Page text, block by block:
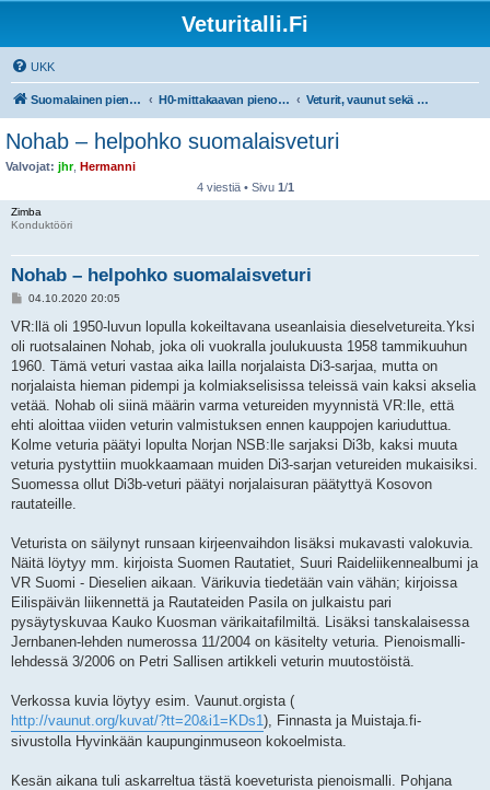
Veturitalli.Fi
UKK
Suomalainen pienoisrautatiefoorumi H0-mittakaavan pienoisrautatiet Veturit, vaunut sekä muu liikkuva kalusto
Nohab – helpohko suomalaisveturi
Valvojat: jhr, Hermanni
4 viestiä • Sivu 1/1
Zimba
Konduktööri
Nohab – helpohko suomalaisveturi
V
e
t
i
04.10.2020 20:05
VR:llä oli 1950-luvun lopulla kokeiltavana useanlaisia dieselvetureita.Yksi
oli ruotsalainen Nohab, joka oli vuokralla joulukuusta 1958 tammikuuhun
1960. Tämä veturi vastaa aika lailla norjalaista Di3-sarjaa, mutta on
norjalaista hieman pidempi ja kolmiakselisissa teleissä vain kaksi akselia
vetää. Nohab oli siinä määrin varma vetureiden myynnistä VR:lle, että
ehti aloittaa viiden veturin valmistuksen ennen kauppojen kariuduttua.
Kolme veturia päätyi lopulta Norjan NSB:lle sarjaksi Di3b, kaksi muuta
veturia pystyttiin muokkaamaan muiden Di3-sarjan vetureiden mukaisiksi.
Suomessa ollut Di3b-veturi päätyi norjalaisuran päätyttyä Kosovon
rautateille.
Veturista on säilynyt runsaan kirjeenvaihdon lisäksi mukavasti valokuvia.
Näitä löytyy mm. kirjoista Suomen Rautatiet, Suuri Raideliikennealbumi ja
VR Suomi - Dieselien aikaan. Värikuvia tiedetään vain vähän; kirjoissa
Eilispäivän liikennettä ja Rautateiden Pasila on julkaistu pari
pysäytyskuvaa Kauko Kuosman värikaitafilmiltä. Lisäksi tanskalaisessa
Jernbanen-lehden numerossa 11/2004 on käsitelty veturia. Pienoismalli-
lehdessä 3/2006 on Petri Sallisen artikkeli veturin muutostöistä.
Verkossa kuvia löytyy esim. Vaunut.orgista (
http://vaunut.org/kuvat/?tt=20&i1=KDs1), Finnasta ja Muistaja.fi-
sivustolla Hyvinkään kaupunginmuseon kokoelmista.
Kesän aikana tuli askarreltua tästä koeveturista pienoismalli. Pohjana